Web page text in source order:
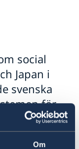
Om
(OSI)
social
Japan i
svenska
för
samt